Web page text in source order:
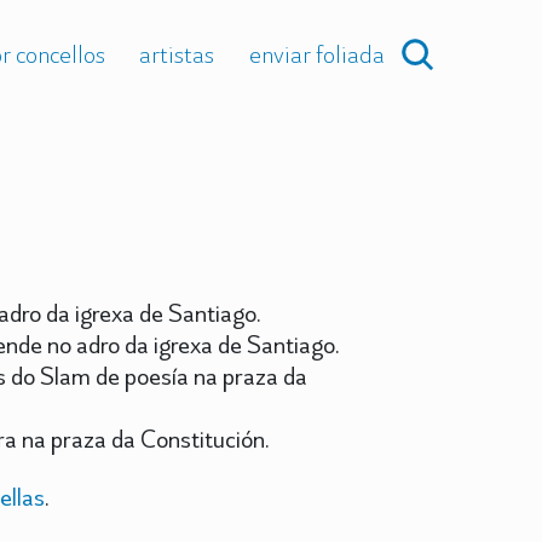
concellos artistas enviar foliada
da igrexa de Santiago.
no adro da igrexa de Santiago.
Slam de poesía na praza da
na praza da Constitución.
.